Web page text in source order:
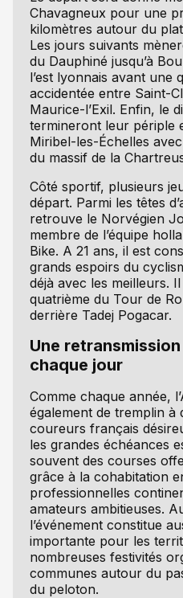
Chavagneux pour une
kilomètres autour du
Les jours suivants
du Dauphiné jusqu’à
l’est lyonnais avant une
accidentée entre Saint-
Maurice-l’Exil. Enfin, le
termineront leur périple
Miribel-les-Échelles
du massif de la
Côté sportif, plusieurs
départ. Parmi les têtes
retrouve le Norvégien
membre de l’équipe
Bike. A 21 ans, il est
grands espoirs du
déjà avec les meilleurs.
quatrième du Tour de
derrière Tadej Pogacar.
Une
chaque jour
Comme chaque année,
également de tremplin à
coureurs français
les grandes échéances
souvent des courses
grâce à la cohabitation
professionnelles
amateurs ambitieuses.
l’événement constitue
importante pour les
nombreuses festivités
communes autour du
du peloton.